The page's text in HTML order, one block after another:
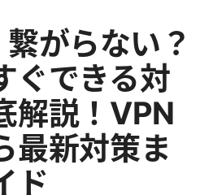
がらない？
ぐできる対
解説！VPN
最新対策ま
ド